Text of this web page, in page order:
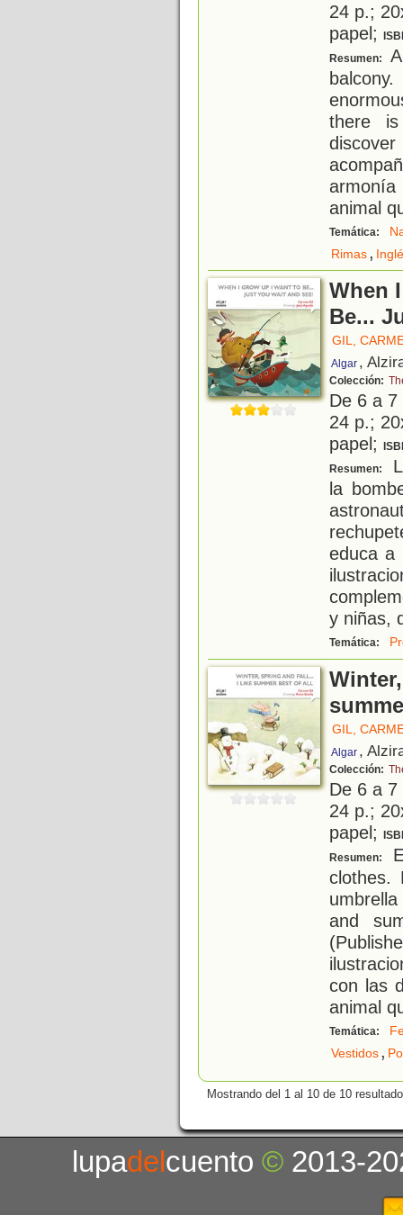
24 p.;
papel;
Resumen:
there
animal
Temática:
Rimas,
When
Be...
GIL,
Algar ,
Colección:
De 6 a
24 p.;
papel;
Resumen:
la
educa a
y niñas,
Temática:
GIL,
Algar ,
Colección:
De 6 a
24 p.;
papel;
Resumen:
clothes.
and
con las
animal
Temática:
Vestidos,
Mostrando del 1 al 10 de 10
lupadelcuento© 2013-